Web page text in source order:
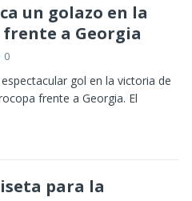
un golazo en la
a Georgia
0
gol en la victoria de
frente a Georgia. El
para la